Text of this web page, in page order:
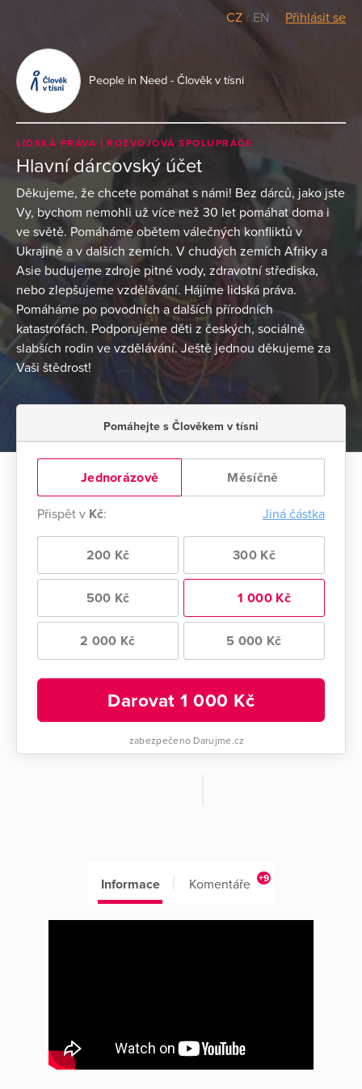
CZ / EN Přihlásit se
People in Need - Člověk v tísni
LIDSKÁ PRÁVA ROZVOJOVÁ SPOLUPRÁCE
Hlavní dárcovský účet
Děkujeme, že chcete pomáhat s námi! Bez dárců, jako jste
Vy, bychom nemohli už více než 30 let pomáhat doma i
ve světě. Pomáháme obětem válečných konfliktů v
Ukrajině a v dalších zemích. V chudých zemích Afriky a
Asie budujeme zdroje pitné vody, zdravotní střediska,
nebo zlepšujeme vzdělávání. Hájíme lidská práva.
Pomáháme po povodních a dalších přírodních
katastrofách. Podporujeme děti z českých, sociálně
slabších rodin ve vzdělávání. Ještě jednou děkujeme za
Vaši štědrost!
Pomáhejte s Člověkem v tísni
Jednorázově Měsíčně
Přispět v Kč: Jiná částka
200 Kč 300 Kč
500 Kč 1 000 Kč
2 000 Kč 5 000 Kč
Darovat 1 000 Kč
zabezpečeno Darujme.cz
Informace Komentáře +9